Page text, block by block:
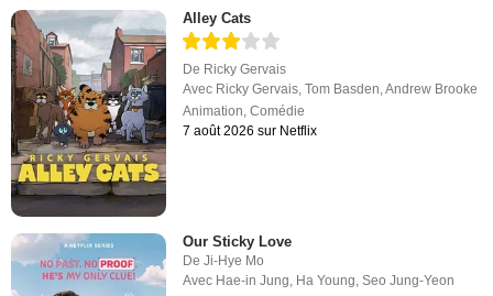
Alley Cats
De Ricky Gervais
Avec Ricky Gervais ,Tom Basden ,Andrew Brooke
Animation ,Comédie
7 août 2026 sur Netflix
Our Sticky Love
DeJi-Hye Mo
Avec Hae-in Jung, Ha Young,Seo Jung-Yeon